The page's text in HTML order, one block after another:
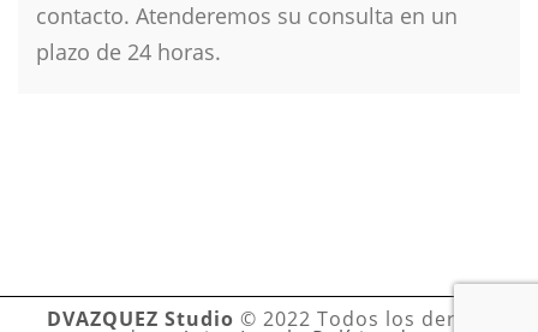
contacto. Atenderemos su consulta en un
plazo de 24 horas.
DVAZQUEZ Studio © 2022 Todos los derechos